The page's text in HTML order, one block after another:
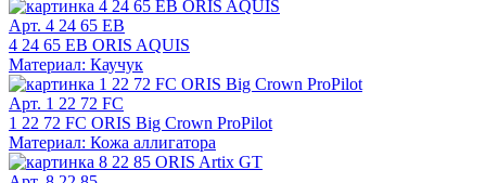
Арт. 4 24 65 EB
4 24 65 EB ORIS AQUIS
Материал: Каучук
Арт. 1 22 72 FC
1 22 72 FC ORIS Big Crown ProPilot
Материал: Кожа аллигатора